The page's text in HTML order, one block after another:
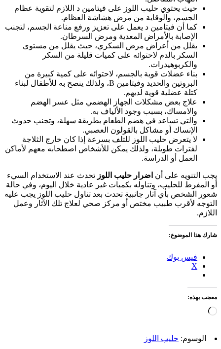
حيث يحتوي حليب اللوز على فيتامين د اللازم لتقوية عظام
الجسم، والوقاية من مرض هشاشة العظام.
كما أن فيتامين د يعمل على تعزيز ورفع مناعة الجسم، لتجنب
الإصابة بالأمراض المعدية ومرض السرطان.
يقلل من أعراض مرض السكري، حيث يقلل من مستوى
السكر بالدم لاحتوائه على كميات قليلة من السكر
والكربوهيدرات.
بناء عضلات قوية بالجسم، لاحتوائه على كمية كبيرة من
البروتين والحديد وفيتامين B، ولذلك ينصح به للأطفال لبناء
كتلة عضلية قوية لديهم.
علاج بعض مشكلات الجهاز الهضمي مثل عسر الهضم
والامساك، بسبب وجود الألياف به.
والتي تساعد في هضم الطعام بطريقة سهلة، وتجنب حدوث
الإنساك أو مشاكل بالقولون العصبي.
لا يتعرض حليب اللوز للتلف بسرعة إذا كان خارج الثلاجة
لفترات طويلة، ولذلك يمكن للأشخاص اصطحابه معهم لأماكن
العمل أو الدراسة.
يجب التنويه على أن اضرار حليب اللوز تحدث عند الاستخدام السيء
أو المفرط للحليب، وتناوله بكميات غير عادية خلال اليوم، وفي حالة
شعور الشخص بأي آثار جانبية تحدث بعد تناول حليب اللوز يجب عليه
التوجه لأقرب طبيب مختص أو مركز صحي لعلاج تلك الآثار وعمل
اللازم.
شارك هذا الموضوع:
فيس بوك
X
معجب بهذه:
جاري
الوسوم: حليب اللوز